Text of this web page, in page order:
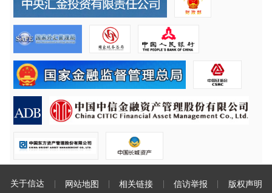
关于信达 网站地图 相关链接 信访举报 版权声明